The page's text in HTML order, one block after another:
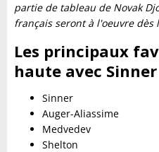
partie de tableau de Novak
français seront à l'oeuvre dès
Les principaux
haute avec Sinner
Sinner
Auger-Aliassime
Medvedev
Shelton